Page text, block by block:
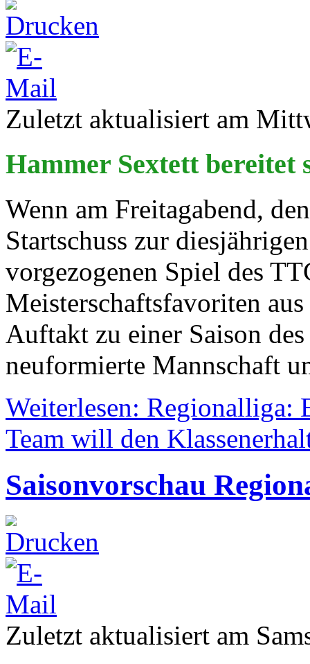
Zuletzt aktualisiert am
Hammer Sextett bereitet
Wenn am Freitagabend,
Startschuss zur
vorgezogenen Spiel des
Meisterschaftsfavoriten
Auftakt zu einer Saison
neuformierte Mannschaft
Weiterlesen: Regionalliga:
Team will den
Saisonvorschau
Zuletzt aktualisiert am